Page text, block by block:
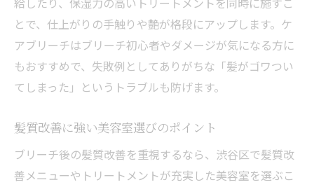
とで、仕上がりの手触りや艶が格段にアップします。ケ
アブリーチはブリーチ初心者やダメージが気になる方に
もおすすめで、失敗例としてありがちな「髪がゴワつい
てしまった」というトラブルも防げます。
髪質改善に強い美容室選びのポイント
ブリーチ後の髪質改善を重視するなら、渋谷区で髪質改
善メニューやトリートメントが充実した美容室を選ぶこ